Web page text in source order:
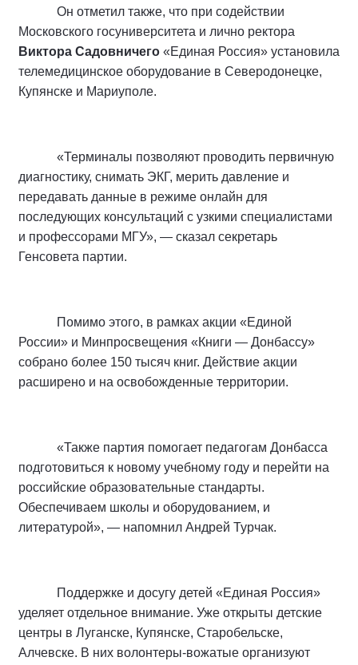
Он отметил также, что при содействии
Московского госуниверситета и лично ректора
Виктора Садовничего «Единая Россия» установила
телемедицинское оборудование в Северодонецке,
Купянске и Мариуполе.
«Терминалы позволяют проводить первичную
диагностику, снимать ЭКГ, мерить давление и
передавать данные в режиме онлайн для
последующих консультаций с узкими специалистами
и профессорами МГУ», — сказал секретарь
Генсовета партии.
Помимо этого, в рамках акции «Единой
России» и Минпросвещения «Книги — Донбассу»
собрано более 150 тысяч книг. Действие акции
расширено и на освобожденные территории.
«Также партия помогает педагогам Донбасса
подготовиться к новому учебному году и перейти на
российские образовательные стандарты.
Обеспечиваем школы и оборудованием, и
литературой», — напомнил Андрей Турчак.
Поддержке и досугу детей «Единая Россия»
уделяет отдельное внимание. Уже открыты детские
центры в Луганске, Купянске, Старобельске,
Алчевске. В них волонтеры-вожатые организуют